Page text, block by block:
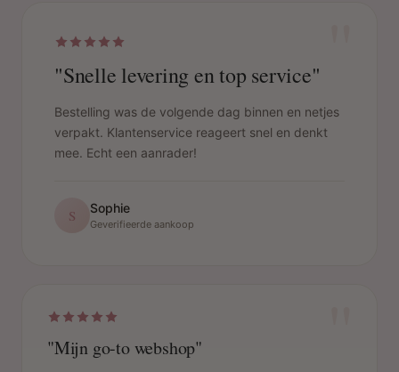
"Snelle levering en top service"
Bestelling was de volgende dag binnen en netjes
verpakt. Klantenservice reageert snel en denkt
mee. Echt een aanrader!
S Sophie
Geverifieerde aankoop
"Mijn go-to webshop"